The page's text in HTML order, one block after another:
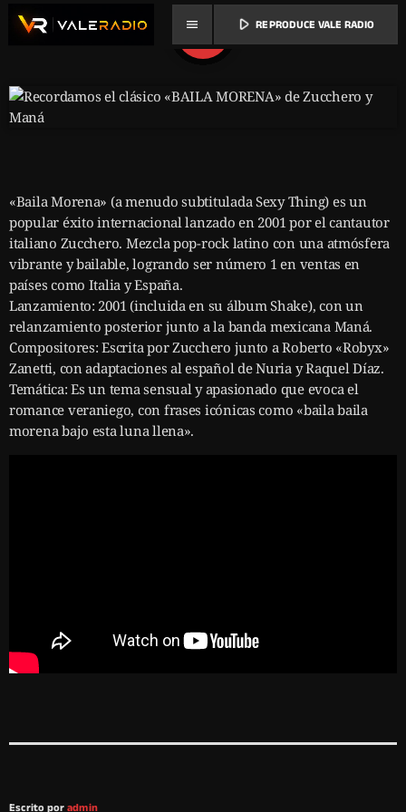
menu play_arrow REPRODUCE VALE RADIO
share
email
«Baila Morena» (a menudo subtitulada Sexy Thing) es un
popular éxito internacional lanzado en 2001 por el cantautor
italiano Zucchero. Mezcla pop-rock latino con una atmósfera
vibrante y bailable, logrando ser número 1 en ventas en
países como Italia y España.
Lanzamiento: 2001 (incluida en su álbum Shake), con un
relanzamiento posterior junto a la banda mexicana Maná.
Compositores: Escrita por Zucchero junto a Roberto «Robyx»
Zanetti, con adaptaciones al español de Nuria y Raquel Díaz.
Temática: Es un tema sensual y apasionado que evoca el
romance veraniego, con frases icónicas como «baila baila
morena bajo esta luna llena».
Escrito por admin